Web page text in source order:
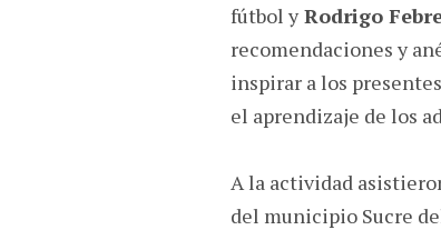
fútbol yRodrigo
recomendaciones y
inspirar a los
el aprendizaje de los
A la actividad
del municipio Sucre